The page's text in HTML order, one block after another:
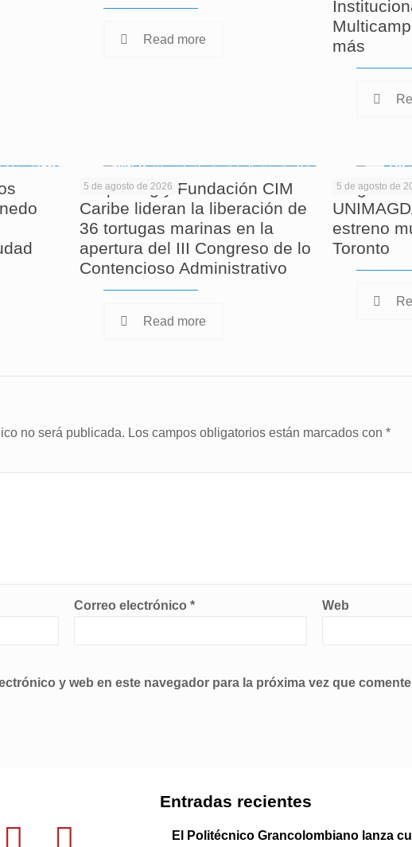
Read more
más
5 de agosto de 2026
Corpamag y Fundación CIM
Caribe lideran la liberación de
36 tortugas marinas en la
apertura del III Congreso de lo
Contencioso Administrativo
Read more
5 de agosto de
estreno
Toronto
no será publicada. Los campos obligatorios están marcados con *
Correo electrónico* Web
y web en este navegador para la próxima vez que
Entradas recientes
El Politécnico Grancolombiano lanza